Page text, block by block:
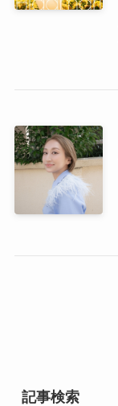
記事検索